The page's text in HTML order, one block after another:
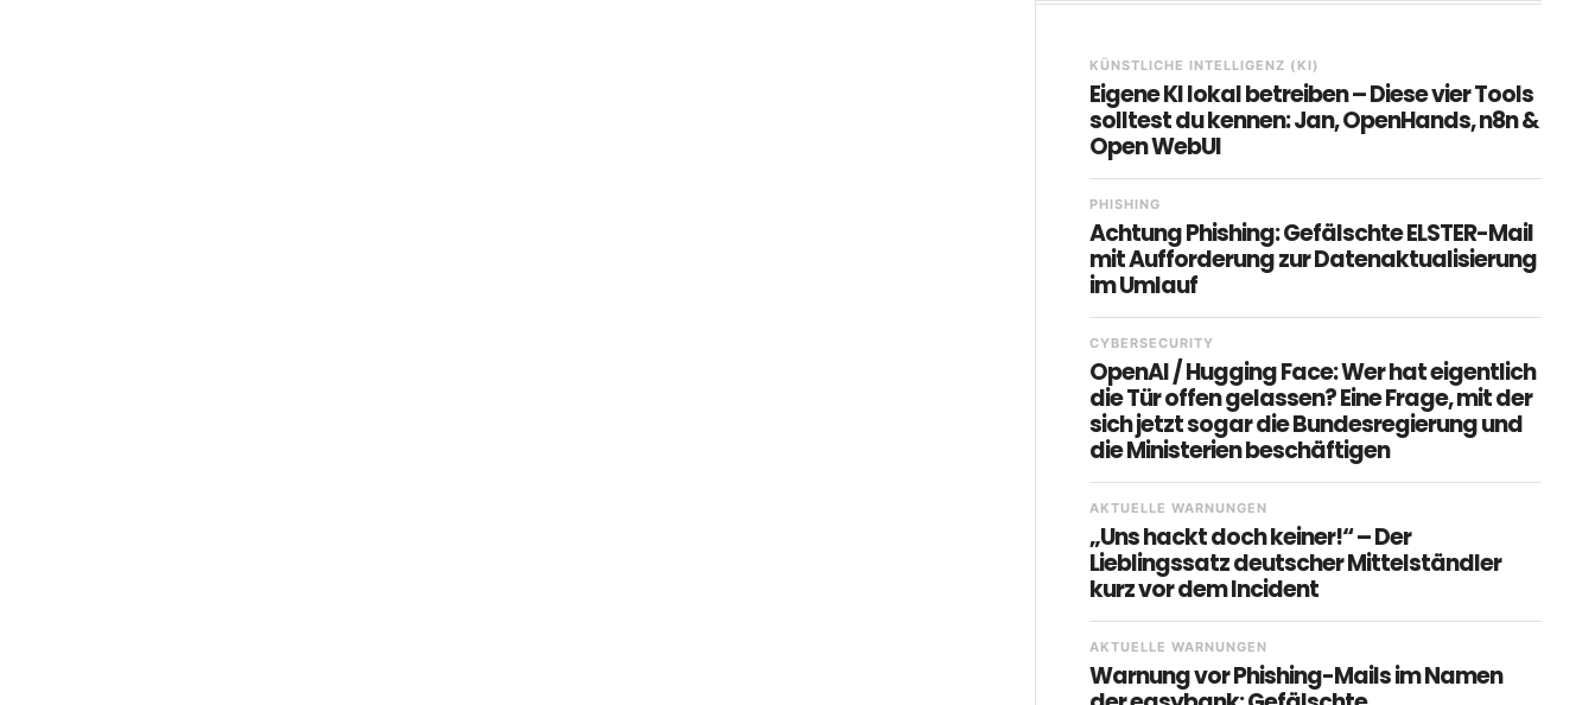
KÜNSTLICHE INTELLIGENZ (KI)
Eigene KI lokal betreiben – Diese vier Tools
solltest du kennen: Jan, OpenHands, n8n &
Open WebUI
PHISHING
Achtung Phishing: Gefälschte ELSTER-Mail
mit Aufforderung zur Datenaktualisierung
im Umlauf
CYBERSECURITY
OpenAI / Hugging Face: Wer hat eigentlich
die Tür offen gelassen? Eine Frage, mit der
sich jetzt sogar die Bundesregierung und
die Ministerien beschäftigen
AKTUELLE WARNUNGEN
„Uns hackt doch keiner!“ – Der
Lieblingssatz deutscher Mittelständler
kurz vor dem Incident
AKTUELLE WARNUNGEN
Warnung vor Phishing-Mails im Namen